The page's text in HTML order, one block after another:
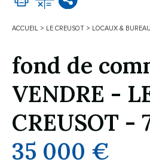
ACCUEIL > LE CREUSOT > LOCAUX &
fond de
VENDRE -
CREUSOT -
35 000 €